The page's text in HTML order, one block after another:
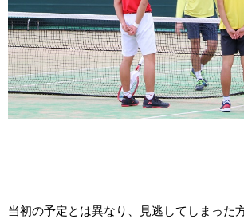
当初の予定とは異なり、見逃してしまった